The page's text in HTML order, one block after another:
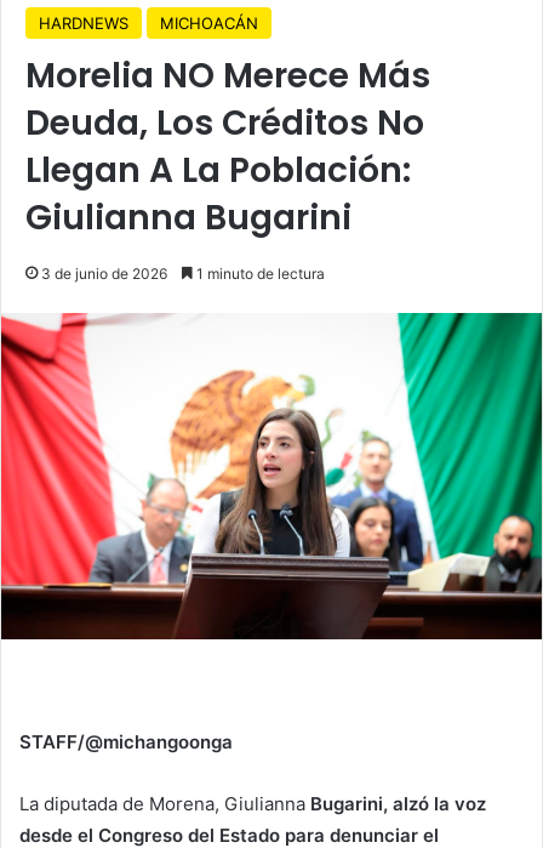
HARDNEWS MICHOACÁN
Morelia NO Merece Más
Deuda, Los Créditos No
Llegan A La Población:
Giulianna Bugarini
3 de junio de 2026 1 minuto de lectura
STAFF/@michangoonga
La diputada de Morena, Giulianna Bugarini, alzó la voz
desde el Congreso del Estado para denunciar el